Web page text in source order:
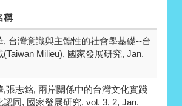
稱
, 台灣意識與主體性的社會學基礎--台
(Taiwan Milieu), 國家發展研究, Jan.
,張志銘, 兩岸關係中的台灣文化實踐
認同, 國家發展研究, vol. 3, 2, Jan.